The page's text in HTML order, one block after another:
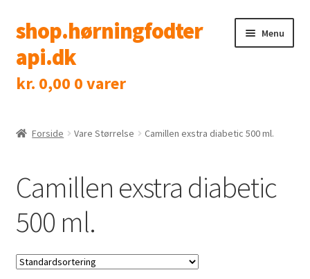
Spring
til
navigation
Spring
til
indhold
shop.hørningfodter
api.dk
Menu
Shop
Klinik
Kontakt
kr. 0,00 0 varer
Forside Vare Størrelse Camillen exstra diabetic 500 ml.
Camillen exstra diabetic
500 ml.